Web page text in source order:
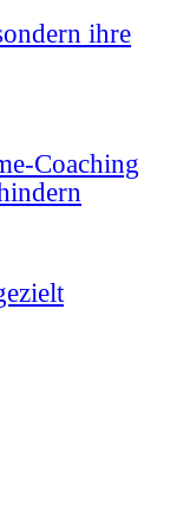
ihre
Coaching